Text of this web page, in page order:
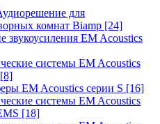
для
комнат Biamp [24]
звукоусиления EM Acoustics
системы EM Acoustics
[8]
EM Acoustics серии S [16]
системы EM Acoustics
[18]